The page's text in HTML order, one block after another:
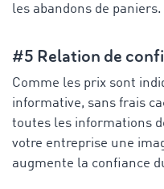
les abandons de paniers.
#5 Relation de
Comme les prix sont
informative, sans frais
toutes les informations
votre entreprise une
augmente la confiance